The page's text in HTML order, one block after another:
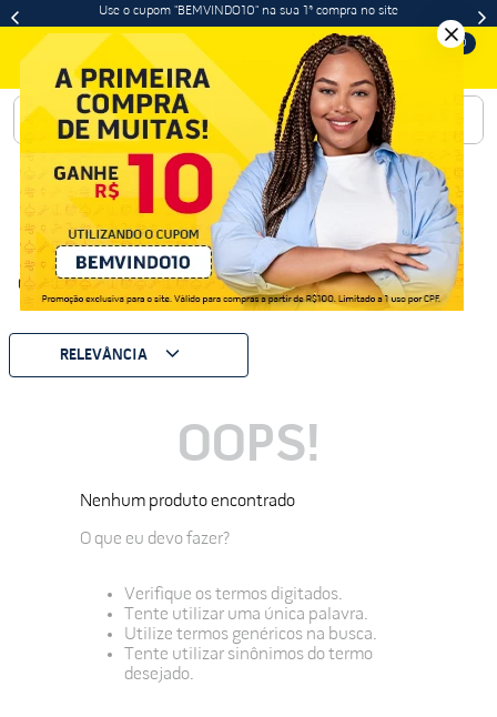
Use o cupom "BEMVINDO10" na sua 1ª compra no site
0
Buscar
0 Produto
RELEVÂNCIA
OOPS!
Nenhum produto encontrado
O que eu devo fazer?
Verifique os termos digitados.
Tente utilizar uma única palavra.
Utilize termos genéricos na busca.
Tente utilizar sinônimos do termo
desejado.